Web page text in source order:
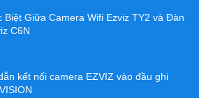
Biệt Giữa Camera Wifi Ezviz TY2 và Đàn
C6N
kết nối camera EZVIZ vào đầu ghi